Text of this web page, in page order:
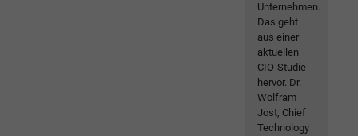
Unternehmen.
Das geht
aus einer
aktuellen
CIO-Studie
hervor. Dr.
Wolfram
Jost, Chief
Technology